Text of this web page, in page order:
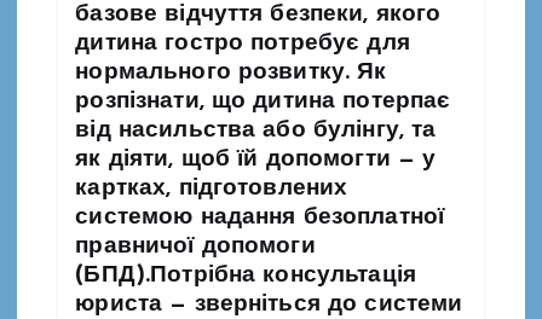
базове відчуття безпеки, якого
дитина гостро потребує для
нормального розвитку. Як
розпізнати, що дитина потерпає
від насильства або булінгу, та
як діяти, щоб їй допомогти — у
картках, підготовлених
системою надання безоплатної
правничої допомоги
(БПД).Потрібна консультація
юриста — зверніться до системи